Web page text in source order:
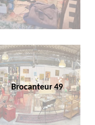
Brocanteur 49